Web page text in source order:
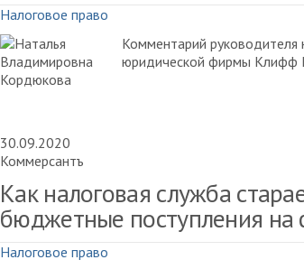
Налоговое право
Комментарий руководителя
юридической фирмы Клифф
30.09.2020
Коммерсантъ
Как налоговая служба
бюджетные поступления на
Налоговое право